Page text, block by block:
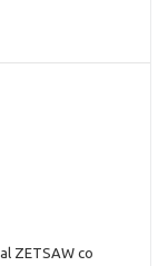
ZETSAW со